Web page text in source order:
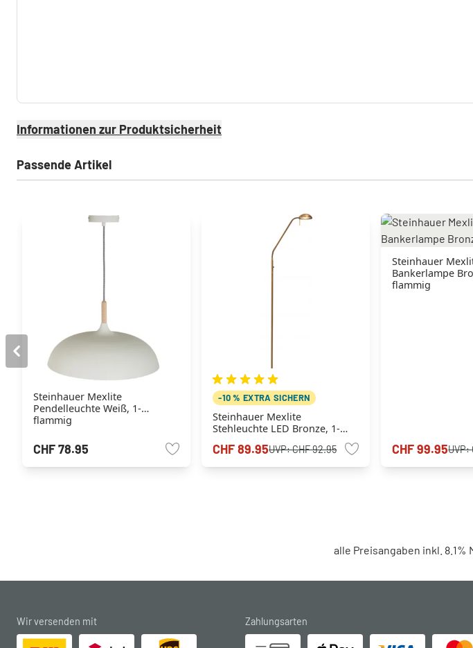
Informationen zur Produktsicherheit
Passende Artikel
Steinhauer Mexlite
Pendelleuchte Weiß, 1-
flammig
CHF 78.95
-10 % EXTRA SICHERN
Steinhauer Mexlite
Stehleuchte LED Bronze, 1-
CHF 89.95UVP:CHF 92.95
Steinhauer
Bankerlampe
flammig
CHF 99.95UVP:
alle Preisangaben inkl. 8.1%
Wir versenden mit Zahlungsarten